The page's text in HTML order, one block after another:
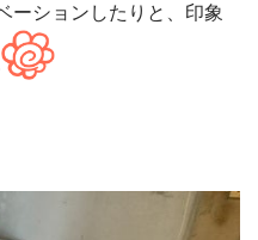
ションしたりと、印象